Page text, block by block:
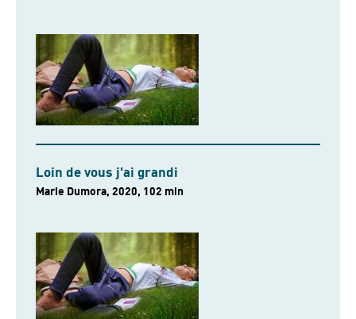
Loin de vous j'ai grandi
Marie Dumora, 2020, 102 min